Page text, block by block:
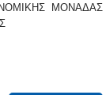
ΜΟΝΑΔΑΣ